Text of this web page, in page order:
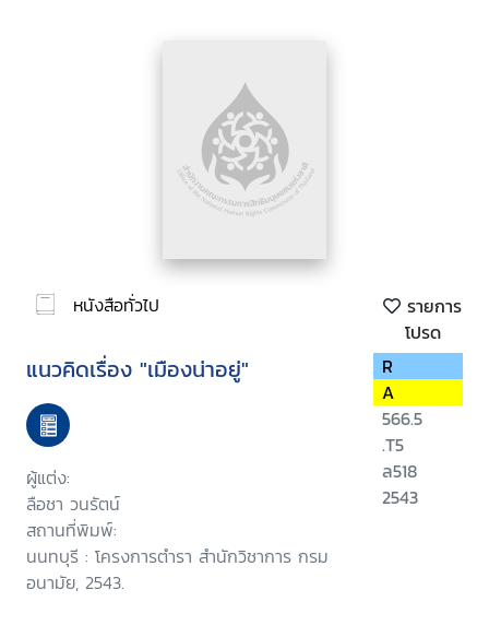
หนังสือทั่วไป
รายการ
โปรด
แนวคิดเรื่อง "เมืองน่าอยู่"
ผู้แต่ง:
ลือชา วนรัตน์
สถานที่พิมพ์:
นนทบุรี : โครงการตำรา สำนักวิชาการ กรม
อนามัย, 2543.
R
A
566.5
.T5
ล518
2543